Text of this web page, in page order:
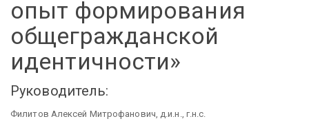
опыт формирования
общегражданской
идентичности»
Руководитель:
Филитов Алексей Митрофанович, д.и.н., г.н.с.